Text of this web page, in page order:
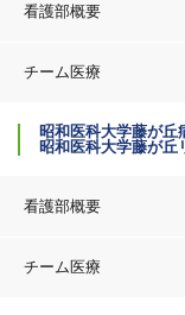
看護部概要
チーム医療
昭和医科大学藤が丘
昭和医科大学藤が丘
看護部概要
チーム医療